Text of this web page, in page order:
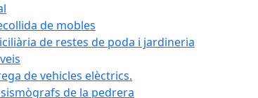
de mobles
de restes de poda i jardineria
de vehicles elèctrics.
de la pedrera